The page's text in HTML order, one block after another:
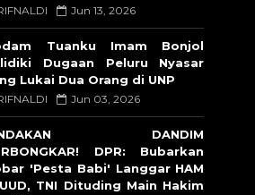
Jun 13, 2026
Tuanku Imam Bonjol
Dugaan Peluru Nyasar
Lukai Dua Orang di UNP
Jun 03, 2026
DANDIM
DPR: Bubarkan
'Pesta Babi' Langgar HAM
TNI Dituding Main Hakim